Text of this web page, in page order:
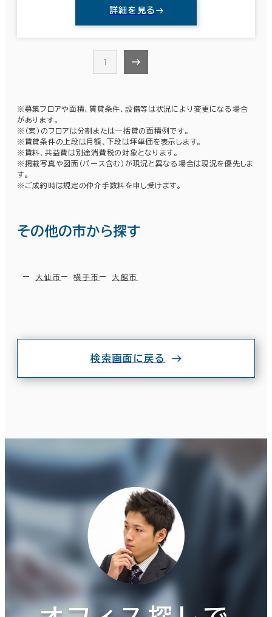
詳細を見る
1
※募集フロアや面積、賃貸条件、設備等は状況により変更になる場合
があります。
※（案）のフロアは分割または一括貸の面積例です。
※賃貸条件の上段は月額、下段は坪単価を表示します。
※賃料、共益費は別途消費税の対象となります。
※掲載写真や図面（パース含む）が現況と異なる場合は現況を優先しま
す。
※ご成約時は規定の仲介手数料を申し受けます。
その他の市から探す
大仙市 横手市 大館市
検索画面に戻る
その他
制震・免震構造
該当数
この条件で検索する